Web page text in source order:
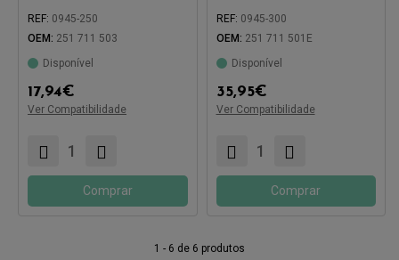
REF: 0945-250
OEM: 251 711 503
Disponível
17,94€
Ver Compatibilidade
Comprar
REF: 0945-300
OEM: 251 711 501E
Disponível
35,95€
Ver Compatibilidade
Comprar
1 - 6 de 6 produtos